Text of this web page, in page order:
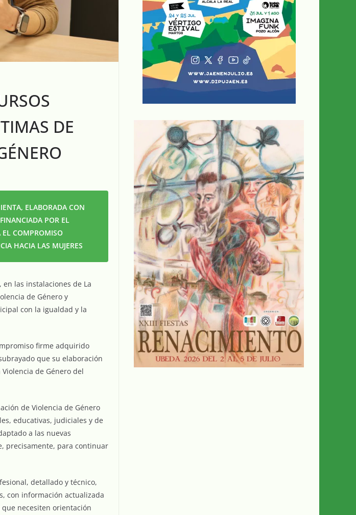
DE
ELABORADA CON
POR EL
EL COMPROMISO
HACIA LAS MUJERES
las instalaciones de La
de Género y
con la igualdad y la
firme adquirido
que su elaboración
de Género del
de Violencia de Género
educativas, judiciales y de
a las nuevas
precisamente, para continuar
detallado y técnico,
con información actualizada
necesiten orientación